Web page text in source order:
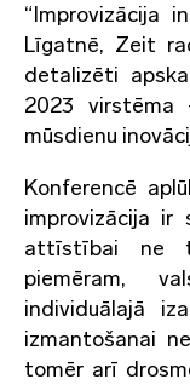
“Improvizācija
Līgatnē, Zeit
detalizēti
2023
mūsdienu
Konferencē
improvizācija ir
attīstībai ne
piemēram,
individuālajā
izmantošanai
tomēr arī